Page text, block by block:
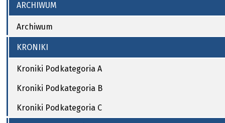
ARCHIWUM
Archiwum
KRONIKI
Kroniki Podkategoria A
Kroniki Podkategoria B
Kroniki Podkategoria C